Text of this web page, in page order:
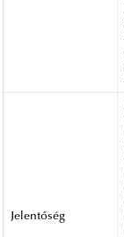
Jelentőség